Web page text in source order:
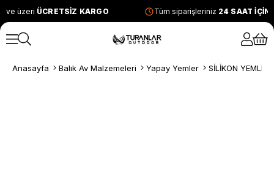
ve üzeri ÜCRETSİZ KARGO Tüm siparişleriniz 24 SAAT
Anasayfa Balık Av Malzemeleri Yapay Yemler SİLİKON YEMLER